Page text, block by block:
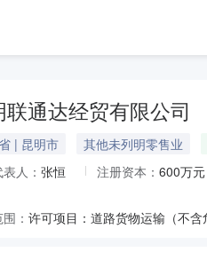
联通达经贸有限公司
| 昆明市 其他未列明零售业
人： 张恒 注册资本： 600万元
：